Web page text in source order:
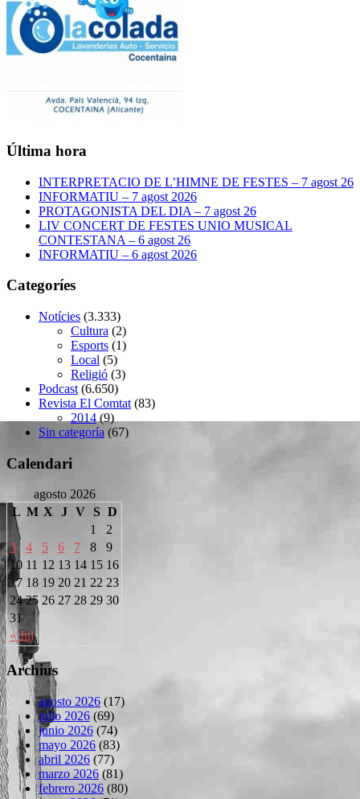
Última hora
INTERPRETACIO DE L’HIMNE DE FESTES – 7 agost 26
INFORMATIU – 7 agost 2026
PROTAGONISTA DEL DIA – 7 agost 26
LIV CONCERT DE FESTES UNIO MUSICAL
CONTESTANA – 6 agost 26
INFORMATIU – 6 agost 2026
Categoríes
Notícies (3.333)
Cultura (2)
Esports (1)
Local (5)
Religió (3)
Podcast (6.650)
Revista El Comtat (83)
2014 (9)
Sin categoría (67)
Calendari
agosto 2026
L M X J V S D
« Jul
1
2
3
4 5 6 7 8
9
10 11 12 13 14 15 16
17 18 19 20 21 22 23
24 25 26 27 28 29 30
31
Archius
agosto 2026 (17)
julio 2026 (69)
junio 2026 (74)
mayo 2026 (83)
abril 2026 (77)
marzo 2026 (81)
febrero 2026 (80)